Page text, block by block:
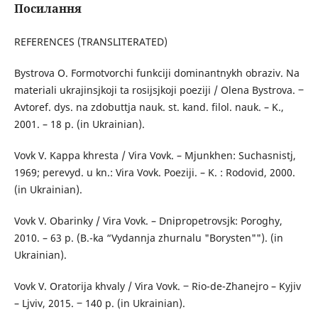
Посилання
REFERENCES (TRANSLITERATED)
Bystrova O. Formotvorchi funkciji dominantnykh obraziv. Na
materiali ukrajinsjkoji ta rosijsjkoji poeziji / Olena Bystrova. ‒
Avtoref. dys. na zdobuttja nauk. st. kand. filol. nauk. – K.,
2001. – 18 p. (in Ukrainian).
Vovk V. Kappa khresta / Vira Vovk. – Mjunkhen: Suchasnistj,
1969; perevyd. u kn.: Vira Vovk. Poeziji. – K. : Rodovid, 2000.
(in Ukrainian).
Vovk V. Obarinky / Vira Vovk. – Dnipropetrovsjk: Poroghy,
2010. – 63 p. (B.-ka “Vydannja zhurnalu "Borysten""). (in
Ukrainian).
Vovk V. Oratorija khvaly / Vira Vovk. ‒ Rio-de-Zhanejro – Kyjiv
– Ljviv, 2015. ‒ 140 p. (in Ukrainian).